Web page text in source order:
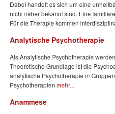
Dabei handelt es sich um eine
nicht näher bekannt sind. Eine
Für die Therapie kommen
Analytische Psychotherapie
Als Analytische Psychotherapie
Theoretische Grundlage ist die
analytische Psychotherapie in
Psychotherapien mehr...
Anammese